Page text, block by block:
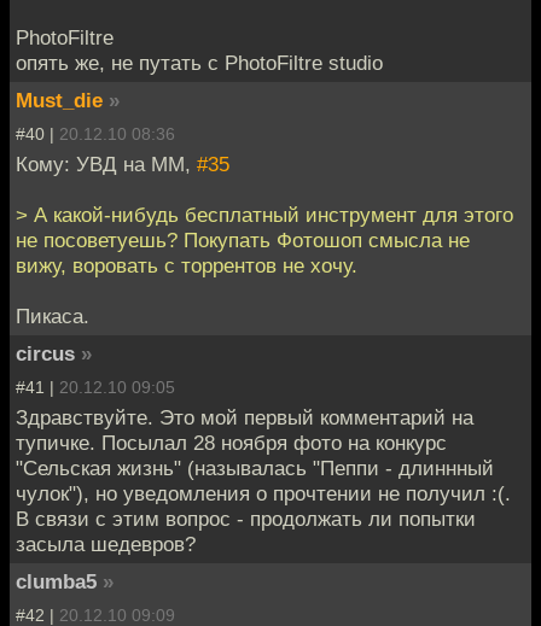
PhotoFiltre
опять же, не путать с PhotoFiltre studio
Must_die »
#40 | 20.12.10 08:36
Кому: УВД на ММ, #35
> А какой-нибудь бесплатный инструмент для этого
не посоветуешь? Покупать Фотошоп смысла не
вижу, воровать с торрентов не хочу.
Пикаса.
circus »
#41 | 20.12.10 09:05
Здравствуйте. Это мой первый комментарий на
тупичке. Посылал 28 ноября фото на конкурс
"Сельская жизнь" (называлась "Пеппи - длиннный
чулок"), но уведомления о прочтении не получил :(.
В связи с этим вопрос - продолжать ли попытки
засыла шедевров?
clumba5 »
#42 | 20.12.10 09:09